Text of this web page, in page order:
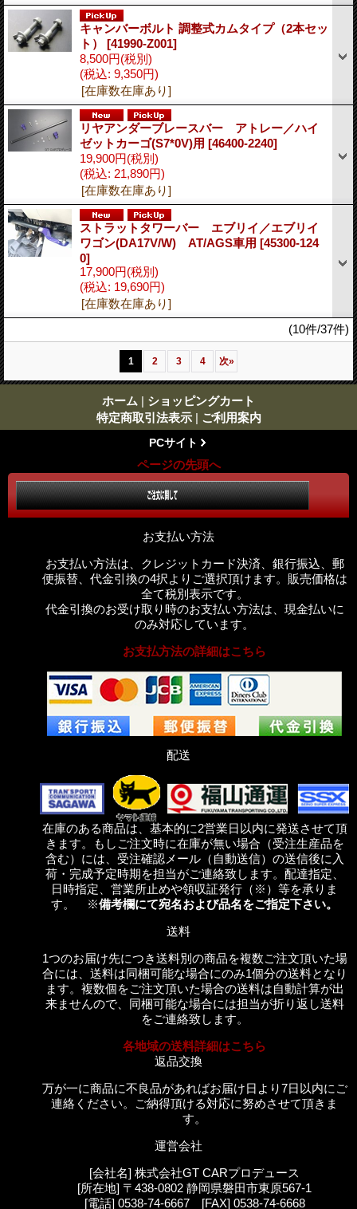
キャンバーボルト 調整式カムタイプ（2本セッ
ト） [41990-Z001]
8,500円(税別)
(税込: 9,350円)
[在庫数在庫あり]
リヤアンダーブレースバー アトレー／ハイ
ゼットカーゴ(S7*0V)用 [46400-2240]
19,900円(税別)
(税込: 21,890円)
[在庫数在庫あり]
ストラットタワーバー エブリイ／エブリイ
ワゴン(DA17V/W) AT/AGS車用 [45300-124
0]
17,900円(税別)
(税込: 19,690円)
[在庫数在庫あり]
(10件/37件)
1 2 3 4 次»
ホーム | ショッピングカート
特定商取引法表示 | ご利用案内
PCサイト
ページの先頭へ
お支払い方法
お支払い方法は、クレジットカード決済、銀行振込、郵
便振替、代金引換の4択よりご選択頂けます。販売価格は
全て税別表示です。
代金引換のお受け取り時のお支払い方法は、現金払いに
のみ対応しています。
お支払方法の詳細はこちら
配送
在庫のある商品は、基本的に2営業日以内に発送させて頂
きます。もしご注文時に在庫が無い場合（受注生産品を
含む）には、受注確認メール（自動送信）の送信後に入
荷・完成予定時期を担当がご連絡致します。配達指定、
日時指定、営業所止めや領収証発行（※）等を承りま
す。 ※備考欄にて宛名および品名をご指定下さい。
送料
1つのお届け先につき送料別の商品を複数ご注文頂いた場
合には、送料は同梱可能な場合にのみ1個分の送料となり
ます。複数個をご注文頂いた場合の送料は自動計算が出
来ませんので、同梱可能な場合には担当が折り返し送料
をご連絡致します。
各地域の送料詳細はこちら
返品交換
万が一に商品に不良品があればお届け日より7日以内にご
連絡ください。ご納得頂ける対応に努めさせて頂きま
す。
運営会社
[会社名] 株式会社GT CARプロデュース
[所在地] 〒438-0802 静岡県磐田市東原567-1
[電話] 0538-74-6667 [FAX] 0538-74-6668